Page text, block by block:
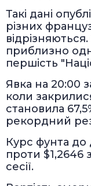
Такі дані
різних
приблизно
першість
Явка на 20:00
коли
становила
рекордний
Курс фунта до
проти $1,2646
сесії.